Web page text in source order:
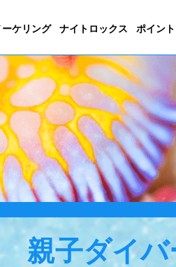
ケリング ナイトロックス ポイント
親子ダイバ